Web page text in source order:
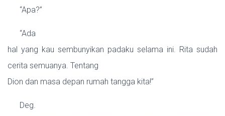
“Apa?”
“Ada
hal yang kau sembunyikan padaku selama ini. Rita sudah
cerita semuanya. Tentang
Dion dan masa depan rumah tangga kita!”
Deg.